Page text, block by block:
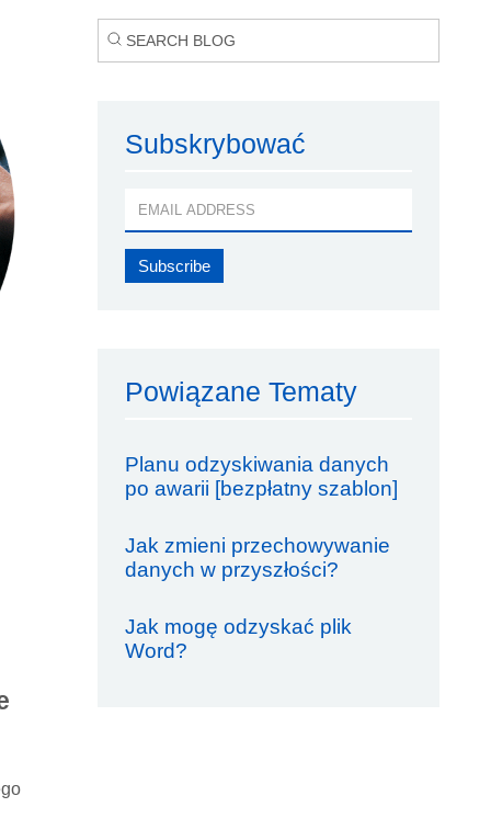
Subskrybować
Powiązane Tematy
Planu odzyskiwania danych
po awarii [bezpłatny szablon]
Jak zmieni przechowywanie
danych w przyszłości?
Jak mogę odzyskać plik
Word?